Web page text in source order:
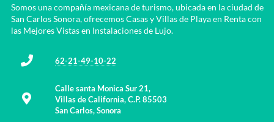
Somos una compañía mexicana de turismo, ubicada en la ciudad de
San Carlos Sonora, ofrecemos Casas y Villas de Playa en Renta con
las Mejores Vistas en Instalaciones de Lujo.
62-21-49-10-22
Calle santa Monica Sur 21,
Villas de California, C.P. 85503
San Carlos, Sonora